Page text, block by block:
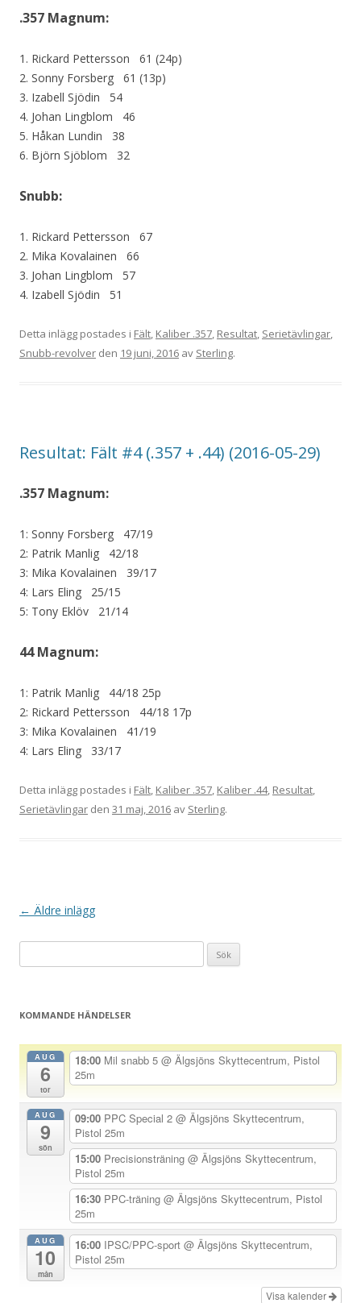
.357 Magnum:
1. Rickard Pettersson 61 (24p)
2. Sonny Forsberg 61 (13p)
3. Izabell Sjödin 54
4. Johan Lingblom 46
5. Håkan Lundin 38
6. Björn Sjöblom 32
Snubb:
1. Rickard Pettersson 67
2. Mika Kovalainen 66
3. Johan Lingblom 57
4. Izabell Sjödin 51
Detta inlägg postades i Fält, Kaliber .357, Resultat, Serietävlingar,
Snubb-revolver den 19 juni, 2016 av Sterling.
Resultat: Fält #4 (.357 + .44) (2016-05-29)
.357 Magnum:
1: Sonny Forsberg 47/19
2: Patrik Manlig 42/18
3: Mika Kovalainen 39/17
4: Lars Eling 25/15
5: Tony Eklöv 21/14
44 Magnum:
1: Patrik Manlig 44/18 25p
2: Rickard Pettersson 44/18 17p
3: Mika Kovalainen 41/19
4: Lars Eling 33/17
Detta inlägg postades i Fält, Kaliber .357, Kaliber .44, Resultat,
Serietävlingar den 31 maj, 2016 av Sterling.
I
g
s
g
i
← Äldre inlägg
efter:
KOMMANDE HÄNDELSER
AUG
6
tor
18:00 Mil snabb 5 @ Älgsjöns Skyttecentrum, Pistol
25m
AUG
9
sön
09:00 PPC Special 2 @ Älgsjöns Skyttecentrum,
Pistol 25m
15:00 Precisionsträning @ Älgsjöns Skyttecentrum,
Pistol 25m
16:30 PPC-träning @ Älgsjöns Skyttecentrum, Pistol
25m
AUG
10
mån
16:00 IPSC/PPC-sport @ Älgsjöns Skyttecentrum,
Pistol 25m
Visa kalender